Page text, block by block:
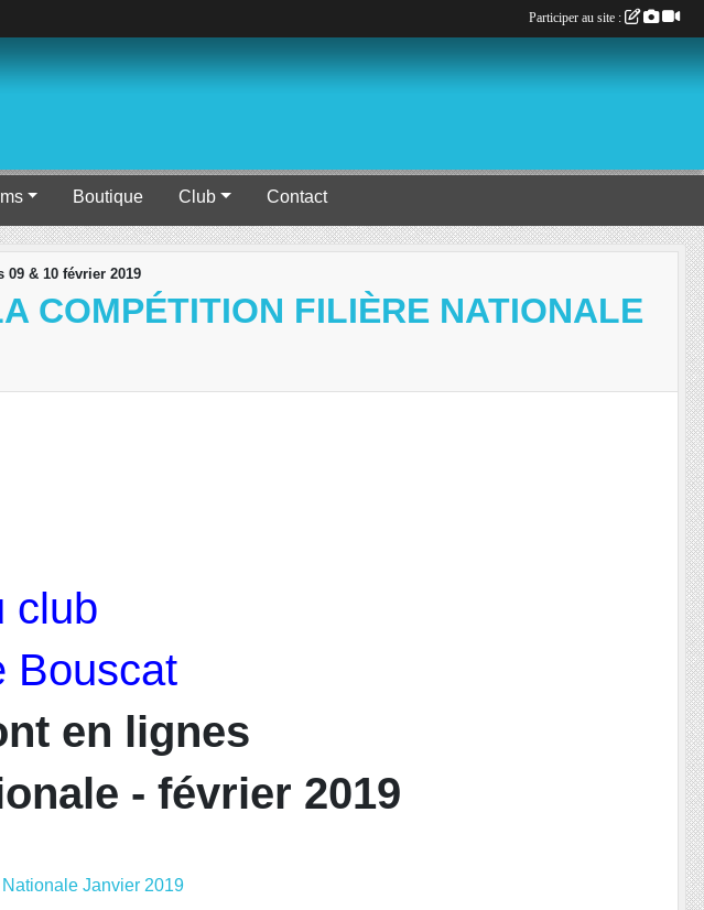
Boutique Club Contact
& 10 février 2019
COMPÉTITION FILIÈRE NATIONALE
club
Bouscat
en lignes
- février 2019
Participer au site :